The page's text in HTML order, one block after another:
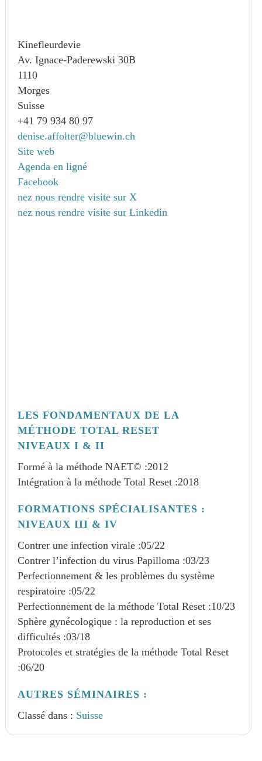
Kinefleurdevie
Av. Ignace-Paderewski 30B
1110
Morges
Suisse
+41 79 934 80 97
denise.affolter@bluewin.ch
Site web
Agenda en ligné
Facebook
nez nous rendre visite sur X
nez nous rendre visite sur Linkedin
LES FONDAMENTAUX DE LA
MÉTHODE TOTAL RESET
NIVEAUX I & II
Formé à la méthode NAET© :2012
Intégration à la méthode Total Reset :2018
FORMATIONS SPÉCIALISANTES :
NIVEAUX III & IV
Contrer une infection virale :05/22
Contrer l’infection du virus Papilloma :03/23
Perfectionnement & les problèmes du système
respiratoire :05/22
Perfectionnement de la méthode Total Reset :10/23
Sphère gynécologique : la reproduction et ses
difficultés :03/18
Protocoles et stratégies de la méthode Total Reset
:06/20
AUTRES SÉMINAIRES :
Classé dans : Suisse